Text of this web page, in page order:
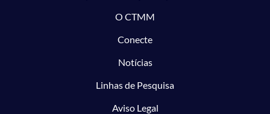
O CTMM
Conecte
Notícias
Linhas de Pesquisa
Aviso Legal